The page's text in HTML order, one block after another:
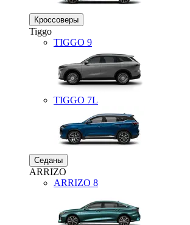
Кроссоверы
Tiggo
TIGGO 9
TIGGO 7L
Седаны
ARRIZO
ARRIZO 8